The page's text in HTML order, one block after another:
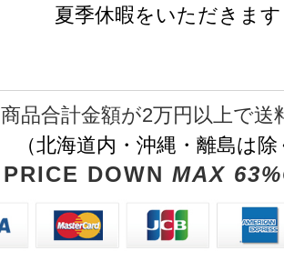
夏季休暇をいただきます
商品合計金額が2万円以上で送
（北海道内・沖縄・離島は
PRICE DOWN MAX